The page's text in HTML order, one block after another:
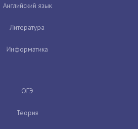
Английский язык
Литература
Информатика
ОГЭ
Теория